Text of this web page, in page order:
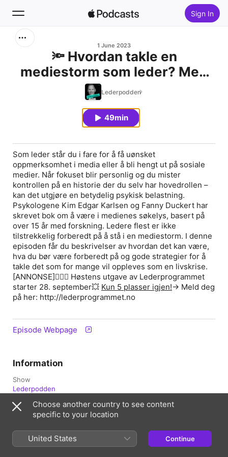
Sign In
Home
1 June 2023
🔦 Hvordan takle en
mediestorm som leder? Med
psykolog Kim Edgar Karlsen
Lederpodden
49min
Som leder står du i fare for å få uønsket
oppmerksomhet i media eller å bli hengt ut på sosiale
medier. Når fokuset blir personlig og du mister
kontrollen på en historie der du selv har hovedrollen –
kan det utgjøre en betydelig psykisk belastning.
Psykologene Kim Edgar Karlsen og Fanny Duckert har
skrevet bok om å være i medienes søkelys, basert på
over 15 år med forskning. Ledere flest er ikke
tilstrekkelig forberedt på å stå i en mediestorm. I denne
episoden får du beskrivelser av hvordan det kan være,
hva du bør være forberedt på og gode strategier for å
takle det som for mange vil oppleves som en livskrise.
[ANNONSE]🙋🏻‍♀️ Høstens utgave av Lederprogrammet
starter 28. september💥 Kun 5 plasser igjen!→ Meld deg
på her: http://lederprogrammet.no
Episode Webpage
Information
Show
Lederpodden
Frequency
Updated weekly
Published
1 June 2023 at 20:05 UTC
Choose another country to see content
specific to your location
United States Continue